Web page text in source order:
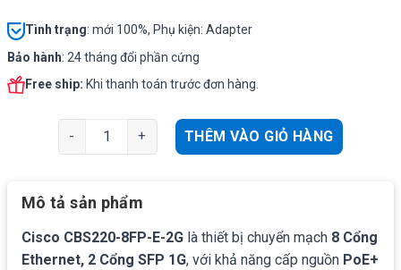
Tình trạng: mới 100%, Phụ kiện: Adapter
Bảo hành: 24 tháng đổi phần cứng
Free ship: Khi thanh toán trước đơn hàng.
Cisco CBS220-8FP-E-2G | Switch chia mạng 10 Port
THÊM VÀO GIỎ HÀNG
Mô tả sản phẩm
Cisco CBS220-8FP-E-2G là thiết bị chuyển mạch 8 Cổng
Ethernet, 2 Cổng SFP 1G, với khả năng cấp nguồn PoE+